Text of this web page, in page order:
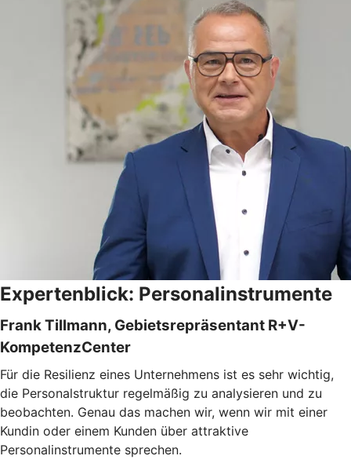
Expertenblick: Personalinstrumente
Frank Tillmann, Gebietsrepräsentant R+V-
KompetenzCenter
Für die Resilienz eines Unternehmens ist es sehr wichtig,
die Personalstruktur regelmäßig zu analysieren und zu
beobachten. Genau das machen wir, wenn wir mit einer
Kundin oder einem Kunden über attraktive
Personalinstrumente sprechen.